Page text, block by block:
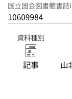
国立国会図書館書誌
10609984
資料種別
記事 山